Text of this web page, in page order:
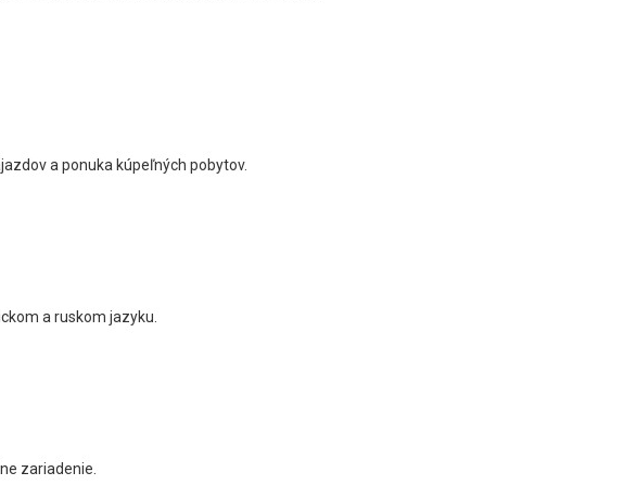
a ponuka kúpeľných pobytov.
a ruskom jazyku.
zariadenie.